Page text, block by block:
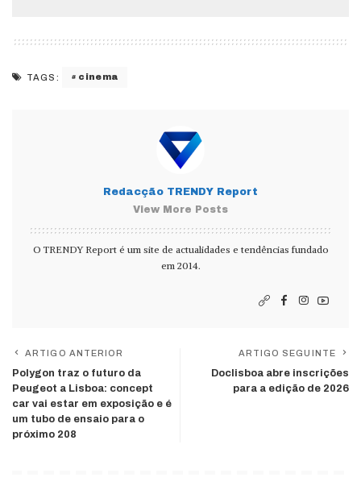
TAGS: cinema
Redacção TRENDY Report
View More Posts
O TRENDY Report é um site de actualidades e tendências fundado
em 2014.
ARTIGO ANTERIOR
Polygon traz o futuro da
Peugeot a Lisboa: concept
car vai estar em exposição e é
um tubo de ensaio para o
próximo 208
ARTIGO SEGUINTE
Doclisboa abre inscrições
para a edição de 2026